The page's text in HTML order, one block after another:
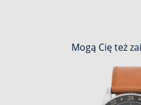
Mogą Cię też